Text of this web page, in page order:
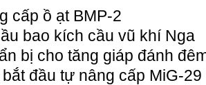
cấp ồ ạt BMP-2
bao kích cầu vũ khí Nga
bị cho tăng giáp đánh
đầu tự nâng cấp MiG-29